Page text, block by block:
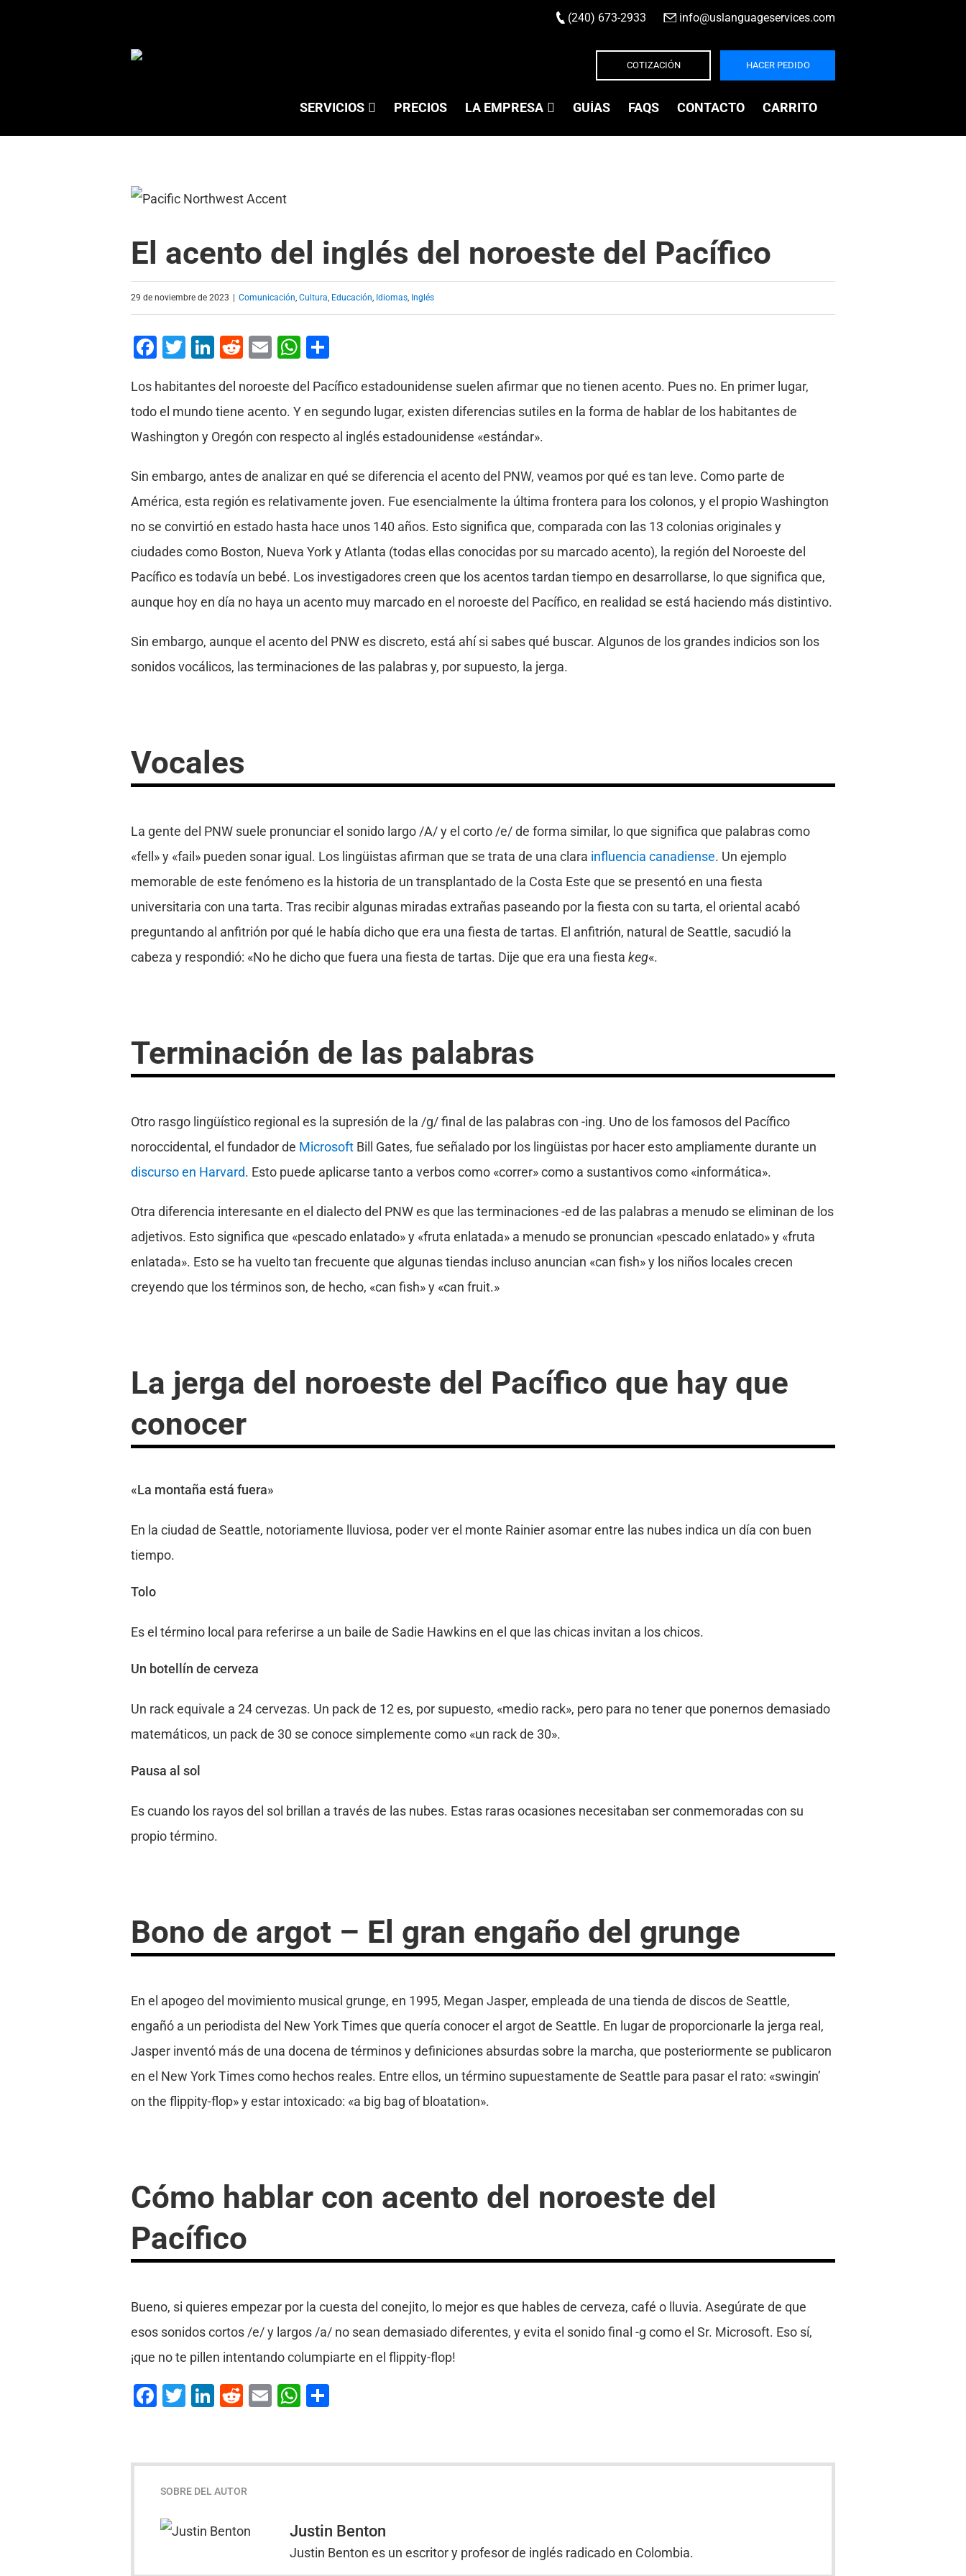
(240) 673-2933 info@uslanguageservices.com
COTIZACIÓN HACER PEDIDO
SERVICIOS PRECIOS LA EMPRESA GUÍAS FAQS CONTACTO CARRITO
El acento del inglés del noroeste del Pacífico
29 de noviembre de 2023 Comunicación, Cultura, Educación, Idiomas, Inglés
Facebook
Twitter
LinkedIn
Reddit
EmailWhatsApp
Los habitantes del noroeste del Pacífico estadounidense suelen afirmar que no tienen acento. Pues no. En primer lugar,
todo el mundo tiene acento. Y en segundo lugar, existen diferencias sutiles en la forma de hablar de los habitantes de
Washington y Oregón con respecto al inglés estadounidense «estándar».
Sin embargo, antes de analizar en qué se diferencia el acento del PNW, veamos por qué es tan leve. Como parte de
América, esta región es relativamente joven. Fue esencialmente la última frontera para los colonos, y el propio Washington
no se convirtió en estado hasta hace unos 140 años. Esto significa que, comparada con las 13 colonias originales y
ciudades como Boston, Nueva York y Atlanta (todas ellas conocidas por su marcado acento), la región del Noroeste del
Pacífico es todavía un bebé. Los investigadores creen que los acentos tardan tiempo en desarrollarse, lo que significa que,
aunque hoy en día no haya un acento muy marcado en el noroeste del Pacífico, en realidad se está haciendo más distintivo.
Sin embargo, aunque el acento del PNW es discreto, está ahí si sabes qué buscar. Algunos de los grandes indicios son los
sonidos vocálicos, las terminaciones de las palabras y, por supuesto, la jerga.
Vocales
La gente del PNW suele pronunciar el sonido largo /A/ y el corto /e/ de forma similar, lo que significa que palabras como
«fell» y «fail» pueden sonar igual. Los lingüistas afirman que se trata de una clara influencia canadiense. Un ejemplo
memorable de este fenómeno es la historia de un transplantado de la Costa Este que se presentó en una fiesta
universitaria con una tarta. Tras recibir algunas miradas extrañas paseando por la fiesta con su tarta, el oriental acabó
preguntando al anfitrión por qué le había dicho que era una fiesta de tartas. El anfitrión, natural de Seattle, sacudió la
cabeza y respondió: «No he dicho que fuera una fiesta de tartas. Dije que era una fiesta keg«.
Terminación de las palabras
Otro rasgo lingüístico regional es la supresión de la /g/ final de las palabras con -ing. Uno de los famosos del Pacífico
noroccidental, el fundador de MicrosoftBill Gates, fue señalado por los lingüistas por hacer esto ampliamente durante un
discurso en Harvard. Esto puede aplicarse tanto a verbos como «correr» como a sustantivos como «informática».
Otra diferencia interesante en el dialecto del PNW es que las terminaciones -ed de las palabras a menudo se eliminan de los
adjetivos. Esto significa que «pescado enlatado» y «fruta enlatada» a menudo se pronuncian «pescado enlatado» y «fruta
enlatada». Esto se ha vuelto tan frecuente que algunas tiendas incluso anuncian «can fish» y los niños locales crecen
creyendo que los términos son, de hecho, «can fish» y «can fruit.»
La jerga del noroeste del Pacífico que hay que
conocer
«La montaña está fuera»
En la ciudad de Seattle, notoriamente lluviosa, poder ver el monte Rainier asomar entre las nubes indica un día con buen
tiempo.
Tolo
Es el término local para referirse a un baile de Sadie Hawkins en el que las chicas invitan a los chicos.
Un botellín de cerveza
Un rack equivale a 24 cervezas. Un pack de 12 es, por supuesto, «medio rack», pero para no tener que ponernos demasiado
matemáticos, un pack de 30 se conoce simplemente como «un rack de 30».
Pausa al sol
Es cuando los rayos del sol brillan a través de las nubes. Estas raras ocasiones necesitaban ser conmemoradas con su
propio término.
Bono de argot – El gran engaño del grunge
En el apogeo del movimiento musical grunge, en 1995, Megan Jasper, empleada de una tienda de discos de Seattle,
engañó a un periodista del New York Times que quería conocer el argot de Seattle. En lugar de proporcionarle la jerga real,
Jasper inventó más de una docena de términos y definiciones absurdas sobre la marcha, que posteriormente se publicaron
en el New York Times como hechos reales. Entre ellos, un término supuestamente de Seattle para pasar el rato: «swingin’
on the flippity-flop» y estar intoxicado: «a big bag of bloatation».
Cómo hablar con acento del noroeste del
Pacífico
Bueno, si quieres empezar por la cuesta del conejito, lo mejor es que hables de cerveza, café o lluvia. Asegúrate de que
esos sonidos cortos /e/ y largos /a/ no sean demasiado diferentes, y evita el sonido final -g como el Sr. Microsoft. Eso sí,
¡que no te pillen intentando columpiarte en el flippity-flop!
Facebook
Twitter
LinkedIn
Reddit
EmailWhatsApp
Compartir
SOBRE DEL AUTOR
Justin Benton
Justin Benton es un escritor y profesor de inglés radicado en Colombia.